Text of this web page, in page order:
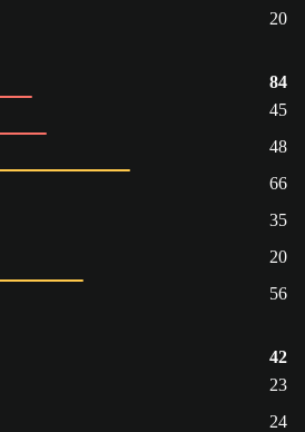
20
84
45
48
66
35
20
56
42
23
24